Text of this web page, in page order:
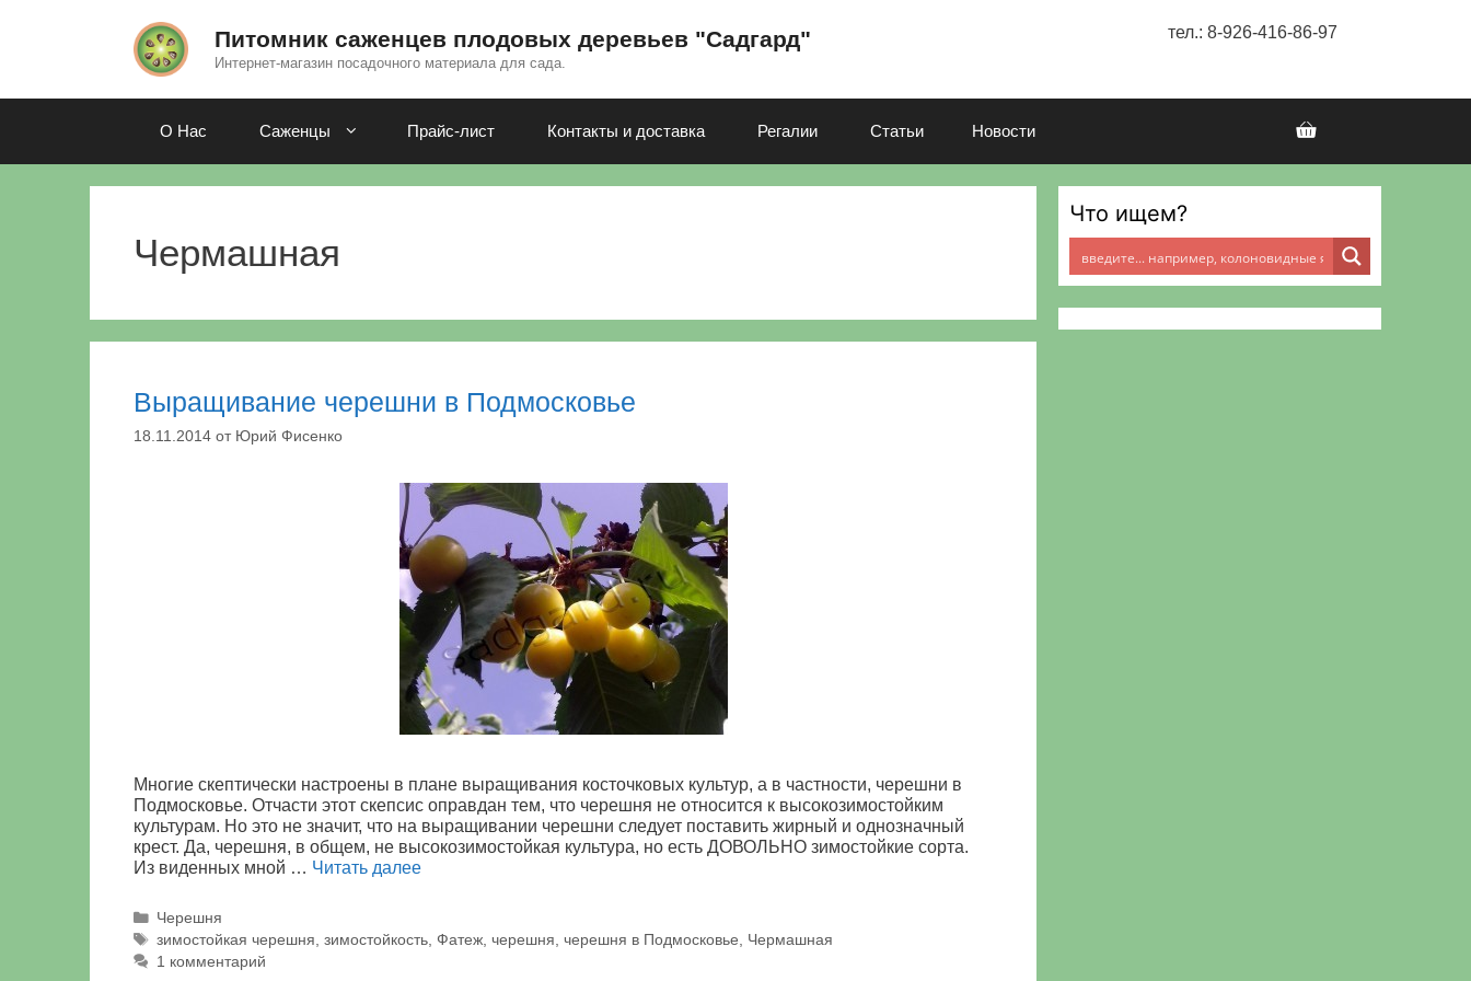
тел.: 8-926-416-86-97
Питомник саженцев плодовых деревьев "Садгард"
Интернет-магазин посадочного материала для сада.
О Нас Саженцы Прайс-лист Контакты и доставка Регалии Статьи Новости
Чермашная
Выращивание черешни в Подмосковье
18.11.2014 от Юрий Фисенко
Многие скептически настроены в плане выращивания косточковых культур, а в частности, черешни в
Подмосковье. Отчасти этот скепсис оправдан тем, что черешня не относится к высокозимостойким
культурам. Но это не значит, что на выращивании черешни следует поставить жирный и однозначный
крест. Да, черешня, в общем, не высокозимостойкая культура, но есть ДОВОЛЬНО зимостойкие сорта.
Из виденных мной … Читать далее
Рубрики
Черешня
Метки
зимостойкая черешня ,зимостойкость ,Фатеж ,черешня ,черешня в Подмосковье
Чермашная
1 комментарий
Что ищем?